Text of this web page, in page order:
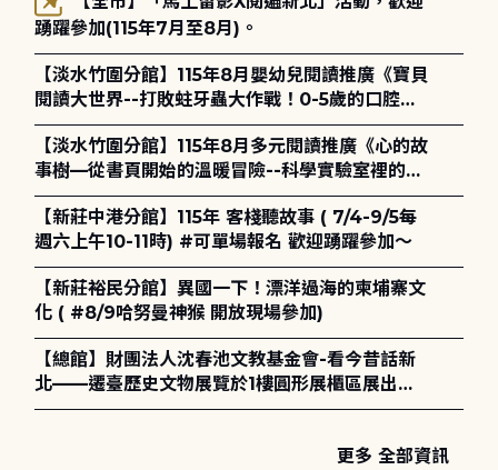
踴躍參加(115年7月至8月)。
【淡水竹圍分館】115年8月嬰幼兒閱讀推廣《寶貝
閱讀大世界--打敗蛀牙蟲大作戰！0-5歲的口腔照
護全攻略》
【淡水竹圍分館】115年8月多元閱讀推廣《心的故
事樹—從書頁開始的溫暖冒險--科學實驗室裡的放
電章魚》
【新莊中港分館】115年 客棧聽故事 ( 7/4-9/5每
週六上午10-11時) #可單場報名 歡迎踴躍參加～
【新莊裕民分館】異國一下！漂洋過海的柬埔寨文
化 ( #8/9哈努曼神猴 開放現場參加)
【總館】財團法人沈春池文教基金會-看今昔話新
北——遷臺歷史文物展覽於1樓圓形展櫃區展出，
歡迎一同觀展！
更多 全部資訊